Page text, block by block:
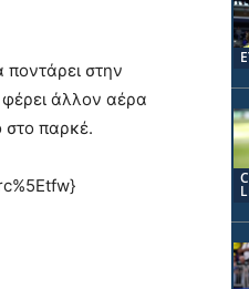
ποντάρει στην
φέρει άλλον αέρα
στο παρκέ.